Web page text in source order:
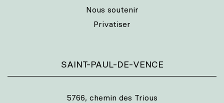
Nous soutenir
Privatiser
SAINT-PAUL-DE-VENCE
5766, chemin des Trious